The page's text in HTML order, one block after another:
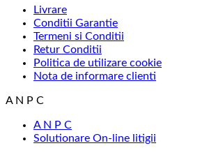
Livrare
Conditii Garantie
Termeni si Conditii
Retur Conditii
Politica de utilizare cookie
Nota de informare clienti
A N P C
A N P C
Solutionare On-line litigii